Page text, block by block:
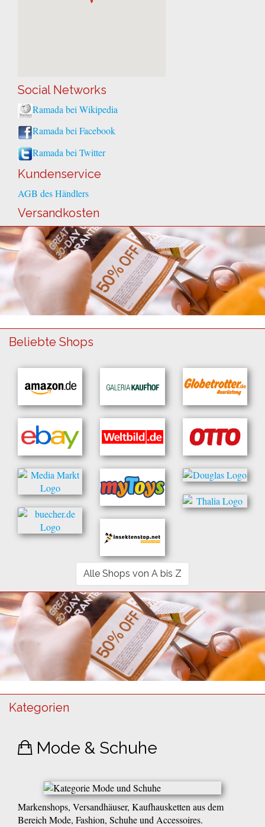
Social Networks
Ramada bei Wikipedia
Ramada bei Facebook
Ramada bei Twitter
Kundenservice
AGB des Händlers
Versandkosten
Beliebte Shops
Alle Shops von A bis Z
Kategorien
Mode & Schuhe
Markenshops, Versandhäuser, Kaufhausketten aus dem
Bereich Mode, Fashion, Schuhe und Accessoires.